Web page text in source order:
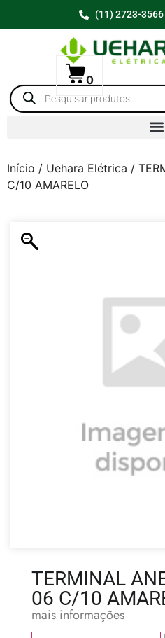
(11) 2723-
0
Início / Uehara Elétrica /
C/10 AMARELO
TERMINAL
06 C/10
mais informações